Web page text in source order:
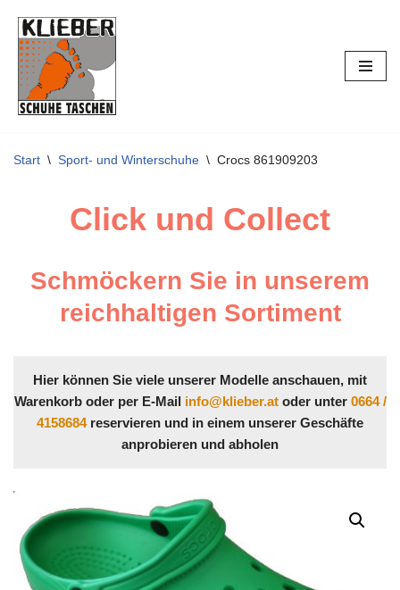
Zum
Inhalt
springen
Start \ Sport- und Winterschuhe \ Crocs 861909203
Click und Collect
Schmöckern Sie in unserem
reichhaltigen Sortiment
Hier können Sie viele unserer Modelle anschauen, mit
Warenkorb oder per E-Mail info@klieber.atoder unter 0664 /
4158684reservieren und in einem unserer Geschäfte
anprobieren und abholen